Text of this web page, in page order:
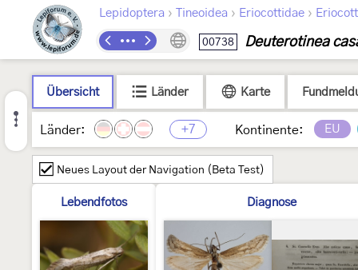
Lepidoptera › Tineoidea › Eriocottidae ›
00738 Deuterotinea
Übersicht Länder Karte
Länder: +7 Kontinente: EU
Neues Layout der Navigation (Beta Test)
Lebendfotos Diagnose